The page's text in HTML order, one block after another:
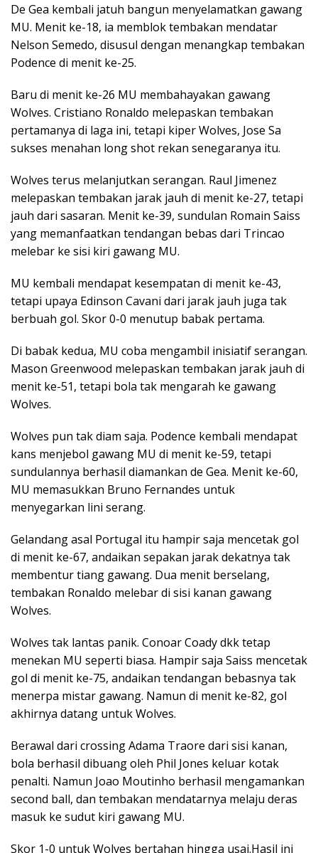
De Gea kembali jatuh bangun menyelamatkan gawang
MU. Menit ke-18, ia memblok tembakan mendatar
Nelson Semedo, disusul dengan menangkap tembakan
Podence di menit ke-25.
Baru di menit ke-26 MU membahayakan gawang
Wolves. Cristiano Ronaldo melepaskan tembakan
pertamanya di laga ini, tetapi kiper Wolves, Jose Sa
sukses menahan long shot rekan senegaranya itu.
Wolves terus melanjutkan serangan. Raul Jimenez
melepaskan tembakan jarak jauh di menit ke-27, tetapi
jauh dari sasaran. Menit ke-39, sundulan Romain Saiss
yang memanfaatkan tendangan bebas dari Trincao
melebar ke sisi kiri gawang MU.
MU kembali mendapat kesempatan di menit ke-43,
tetapi upaya Edinson Cavani dari jarak jauh juga tak
berbuah gol. Skor 0-0 menutup babak pertama.
Di babak kedua, MU coba mengambil inisiatif serangan.
Mason Greenwood melepaskan tembakan jarak jauh di
menit ke-51, tetapi bola tak mengarah ke gawang
Wolves.
Wolves pun tak diam saja. Podence kembali mendapat
kans menjebol gawang MU di menit ke-59, tetapi
sundulannya berhasil diamankan de Gea. Menit ke-60,
MU memasukkan Bruno Fernandes untuk
menyegarkan lini serang.
Gelandang asal Portugal itu hampir saja mencetak gol
di menit ke-67, andaikan sepakan jarak dekatnya tak
membentur tiang gawang. Dua menit berselang,
tembakan Ronaldo melebar di sisi kanan gawang
Wolves.
Wolves tak lantas panik. Conoar Coady dkk tetap
menekan MU seperti biasa. Hampir saja Saiss mencetak
gol di menit ke-75, andaikan tendangan bebasnya tak
menerpa mistar gawang. Namun di menit ke-82, gol
akhirnya datang untuk Wolves.
Berawal dari crossing Adama Traore dari sisi kanan,
bola berhasil dibuang oleh Phil Jones keluar kotak
penalti. Namun Joao Moutinho berhasil mengamankan
second ball, dan tembakan mendatarnya melaju deras
masuk ke sudut kiri gawang MU.
Skor 1-0 untuk Wolves bertahan hingga usai.Hasil ini